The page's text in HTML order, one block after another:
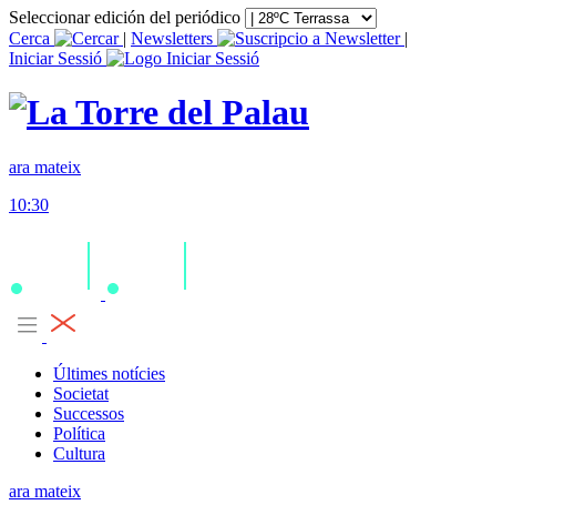
Seleccionar edición del periódico
Cerca
| Newsletters
|
Iniciar Sessió
ara mateix
10:30
Últimes notícies
Societat
Successos
Política
Cultura
ara mateix